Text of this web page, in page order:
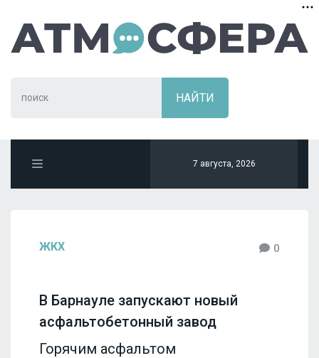
7 августа, 2026
ЖКХ 0
В Барнауле запускают новый
асфальтобетонный завод
Горячим асфальтом